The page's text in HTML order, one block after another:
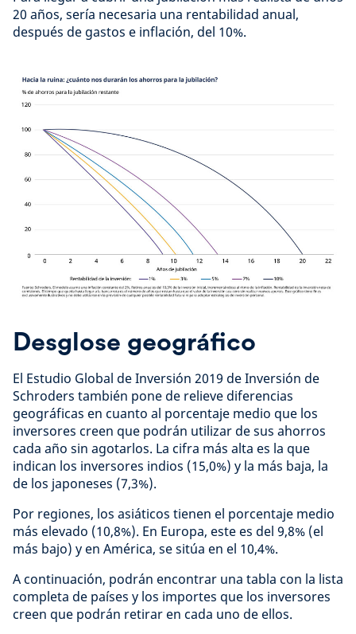
20 años, sería necesaria una rentabilidad anual,
después de gastos e inflación, del 10%.
Desglose geográfico
El Estudio Global de Inversión 2019 de Inversión de
Schroders también pone de relieve diferencias
geográficas en cuanto al porcentaje medio que los
inversores creen que podrán utilizar de sus ahorros
cada año sin agotarlos. La cifra más alta es la que
indican los inversores indios (15,0%) y la más baja, la
de los japoneses (7,3%).
Por regiones, los asiáticos tienen el porcentaje medio
más elevado (10,8%). En Europa, este es del 9,8% (el
más bajo) y en América, se sitúa en el 10,4%.
A continuación, podrán encontrar una tabla con la lista
completa de países y los importes que los inversores
creen que podrán retirar en cada uno de ellos.